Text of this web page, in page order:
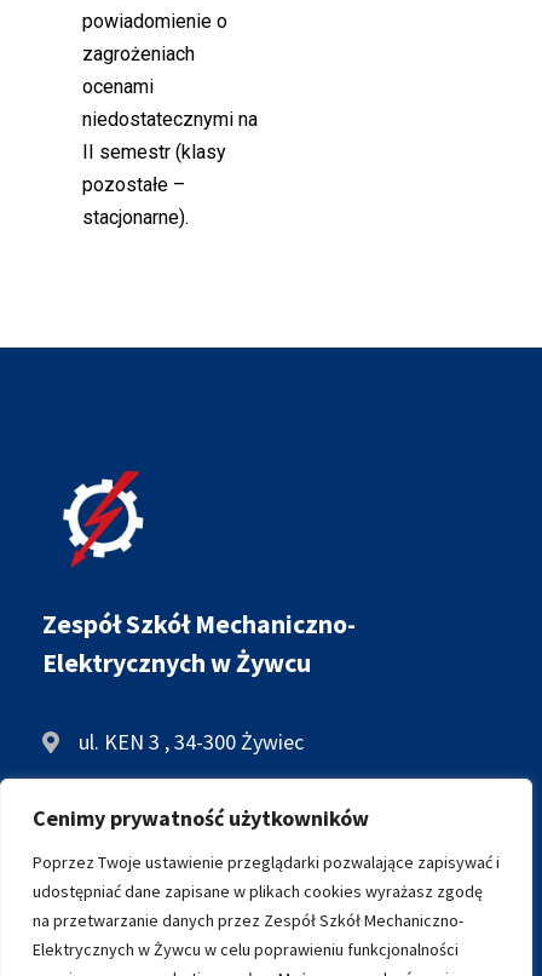
Cenimy prywatność użytkowników
Poprzez Twoje ustawienie przeglądarki pozwalające zapisywać i
udostępniać dane zapisane w plikach cookies wyrażasz zgodę
na przetwarzanie danych przez Zespół Szkół Mechaniczno-
Elektrycznych w Żywcu w celu poprawieniu funkcjonalności
powiadomienie o
zagrożeniach
ocenami
niedostatecznymi na
II semestr (klasy
pozostałe –
stacjonarne).
Zespół Szkół Mechaniczno-
Elektrycznych w Żywcu
ul. KEN 3 , 34-300 Żywiec
ARCHIWALNA WERSJA STRONY